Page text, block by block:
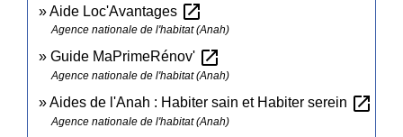
Aide Loc'Avantages open_in_new
Agence nationale de l'habitat (Anah)
Guide MaPrimeRénov' open_in_new
Agence nationale de l'habitat (Anah)
Aides de l'Anah : Habiter sain et Habiter serein open_in_new
Agence nationale de l'habitat (Anah)